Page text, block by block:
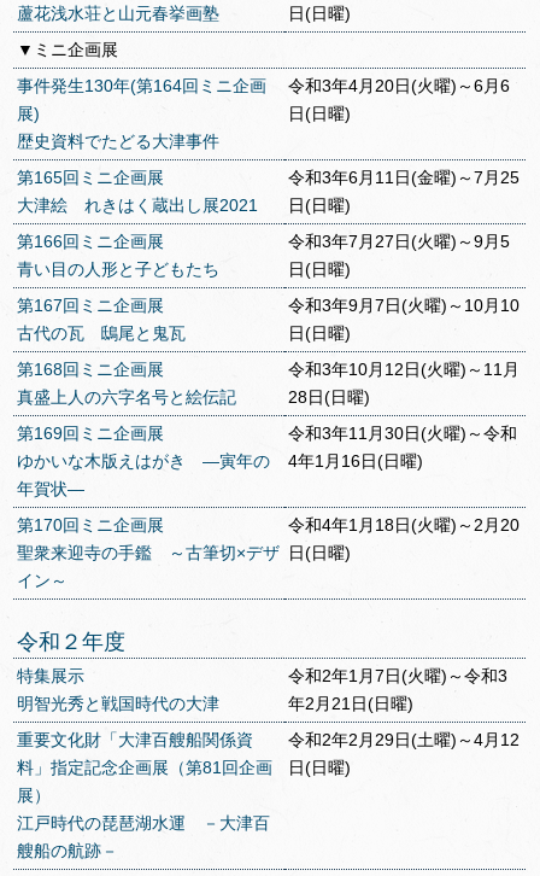
蘆花浅水荘と山元春挙画塾
日(日曜)
▼ミニ企画展
事件発生130年(第164回ミニ企画
展)
歴史資料でたどる大津事件
令和3年4月20日(火曜)～6月6
日(日曜)
第165回ミニ企画展
大津絵 れきはく蔵出し展2021
令和3年6月11日(金曜)～7月25
日(日曜)
第166回ミニ企画展
青い目の人形と子どもたち
令和3年7月27日(火曜)～9月5
日(日曜)
第167回ミニ企画展
古代の瓦 鴟尾と鬼瓦
令和3年9月7日(火曜)～10月10
日(日曜)
第168回ミニ企画展
真盛上人の六字名号と絵伝記
令和3年10月12日(火曜)～11月
28日(日曜)
第169回ミニ企画展
ゆかいな木版えはがき ―寅年の
年賀状―
令和3年11月30日(火曜)～令和
4年1月16日(日曜)
第170回ミニ企画展
聖衆来迎寺の手鑑 ～古筆切×デザ
イン～
令和4年1月18日(火曜)～2月20
日(日曜)
令和２年度
特集展示
明智光秀と戦国時代の大津
令和2年1月7日(火曜)～令和3
年2月21日(日曜)
重要文化財「大津百艘船関係資
料」指定記念企画展（第81回企画
展）
江戸時代の琵琶湖水運 －大津百
艘船の航跡－
令和2年2月29日(土曜)～4月12
日(日曜)